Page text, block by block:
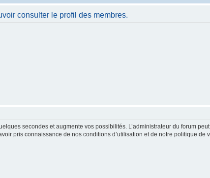
consulter le profil des membres.
secondes et augmente vos possibilités. L’administrateur du forum
pris connaissance de nos conditions d’utilisation et de notre politique de